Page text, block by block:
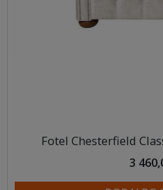
Fotel Chesterfield
3